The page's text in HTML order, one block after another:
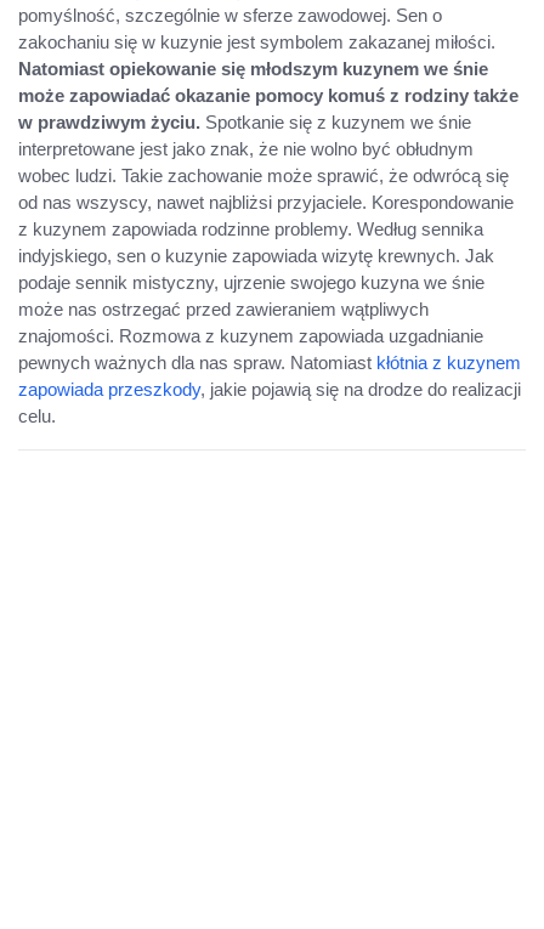
pomyślność, szczególnie w sferze zawodowej. Sen o
zakochaniu się w kuzynie jest symbolem zakazanej miłości.
Natomiast opiekowanie się młodszym kuzynem we śnie
może zapowiadać okazanie pomocy komuś z rodziny także
w prawdziwym życiu. Spotkanie się z kuzynem we śnie
interpretowane jest jako znak, że nie wolno być obłudnym
wobec ludzi. Takie zachowanie może sprawić, że odwrócą się
od nas wszyscy, nawet najbliżsi przyjaciele. Korespondowanie
z kuzynem zapowiada rodzinne problemy. Według sennika
indyjskiego, sen o kuzynie zapowiada wizytę krewnych. Jak
podaje sennik mistyczny, ujrzenie swojego kuzyna we śnie
może nas ostrzegać przed zawieraniem wątpliwych
znajomości. Rozmowa z kuzynem zapowiada uzgadnianie
pewnych ważnych dla nas spraw. Natomiast kłótnia z kuzynem
zapowiada przeszkody, jakie pojawią się na drodze do realizacji
celu.